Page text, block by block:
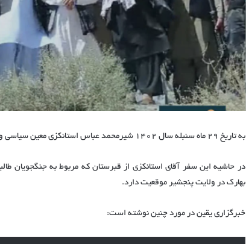
به تاریخ ۲۹ ماه سنبله سال ۱۴۰۲ شیرمحمد عباس استانکزی معین سیاسی وزارت خارجه طالبان به ولایت پنجشیر سفر نمود.
در حاشیه این سفر آقای استانکزی از قبرستان که مربوط به جنگجویان
بهارک در ولایت پنجشیر موقعیت دارد.
خبرگزاری یقین در مورد چنین نوشته است:
خبر